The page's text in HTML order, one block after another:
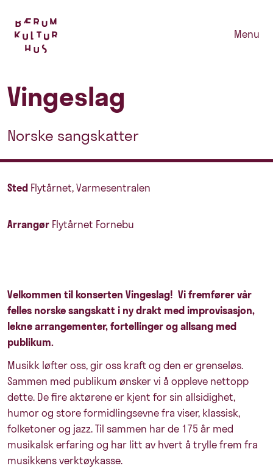
Menu
Vingeslag
Norske sangskatter
Sted Flytårnet, Varmesentralen
Arrangør Flytårnet Fornebu
Velkommen til konserten Vingeslag! Vi fremfører vår
felles norske sangskatt i ny drakt med improvisasjon,
lekne arrangementer, fortellinger og allsang med
publikum.
Musikk løfter oss, gir oss kraft og den er grenseløs.
Sammen med publikum ønsker vi å oppleve nettopp
dette. De fire aktørene er kjent for sin allsidighet,
humor og store formidlingsevne fra viser, klassisk,
folketoner og jazz. Til sammen har de 175 år med
musikalsk erfaring og har litt av hvert å trylle frem fra
musikkens verktøykasse.